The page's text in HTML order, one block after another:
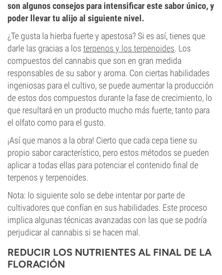
son algunos consejos para intensificar este sabor único, y
poder llevar tu alijo al siguiente nivel.
¿Te gusta la hierba fuerte y apestosa? Si es así, tienes que
darle las gracias a los terpenos y los terpenoides. Los
compuestos del cannabis que son en gran medida
responsables de su sabor y aroma. Con ciertas habilidades
ingeniosas para el cultivo, se puede aumentar la producción
de estos dos compuestos durante la fase de crecimiento, lo
que resultará en un producto mucho más fuerte, tanto para
el olfato como para el gusto.
¡Así que manos a la obra! Cierto que cada cepa tiene su
propio sabor característico, pero estos métodos se pueden
aplicar a todas ellas para potenciar el contenido final de
terpenos y terpenoides.
Nota: lo siguiente solo se debe intentar por parte de
cultivadores que confían en sus habilidades. Este proceso
implica algunas técnicas avanzadas con las que se podría
perjudicar al cannabis si se hacen mal.
REDUCIR LOS NUTRIENTES AL FINAL DE LA
FLORACIÓN